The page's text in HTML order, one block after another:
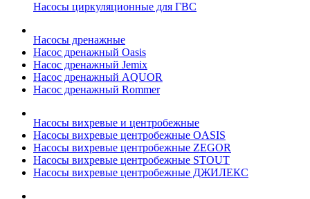
Насосы циркуляционные для ГВС
Насосы дренажные
Насос дренажный Oasis
Насос дренажный Jemix
Насос дренажный AQUOR
Насос дренажный Rommer
Насосы вихревые и центробежные
Насосы вихревые центробежные OASIS
Насосы вихревые центробежные ZEGOR
Насосы вихревые центробежные STOUT
Насосы вихревые центробежные ДЖИЛЕКС